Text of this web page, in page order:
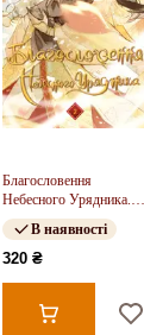
Благословення
Небесного Урядника.
Том 2
В наявності
320 ₴